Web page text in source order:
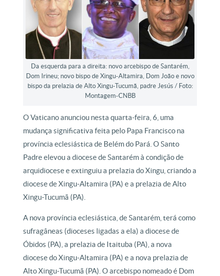
Da esquerda para a direita: novo arcebispo de Santarém,
Dom Irineu; novo bispo de Xingu-Altamira, Dom João e novo
bispo da prelazia de Alto Xingu-Tucumã, padre Jesús / Foto:
Montagem-CNBB
O Vaticano anunciou nesta quarta-feira, 6, uma
mudança significativa feita pelo Papa Francisco na
província eclesiástica de Belém do Pará. O Santo
Padre elevou a diocese de Santarém à condição de
arquidiocese e extinguiu a prelazia do Xingu, criando a
diocese de Xingu-Altamira (PA) e a prelazia de Alto
Xingu-Tucumã (PA).
A nova província eclesiástica, de Santarém, terá como
sufragâneas (dioceses ligadas a ela) a diocese de
Óbidos (PA), a prelazia de Itaituba (PA), a nova
diocese do Xingu-Altamira (PA) e a nova prelazia de
Alto Xingu-Tucumã (PA). O arcebispo nomeado é Dom